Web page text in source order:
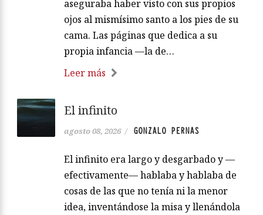
aseguraba haber visto con sus propios
ojos al mismísimo santo a los pies de su
cama. Las páginas que dedica a su
propia infancia —la de…
Leer más
El infinito
agosto 08, 2026 / GONZALO PERNAS
El infinito era largo y desgarbado y —
efectivamente— hablaba y hablaba de
cosas de las que no tenía ni la menor
idea, inventándose la misa y llenándola